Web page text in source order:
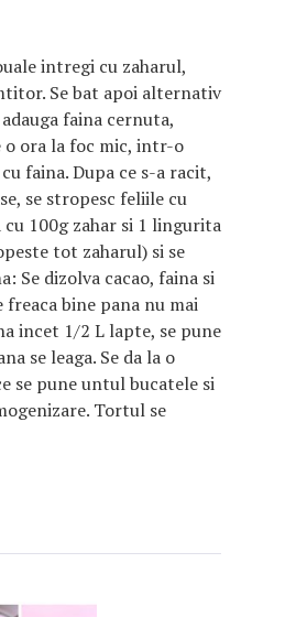
intregi cu zaharul,
Se bat apoi alternativ
faina cernuta,
o ora la foc mic, intr-o
faina. Dupa ce s-a racit,
se stropesc feliile cu
100g zahar si 1 lingurita
tot zaharul) si se
Se dizolva cacao, faina si
bine pana nu mai
incet 1/2 L lapte, se pune
se leaga. Se da la o
se pune untul bucatele si
Tortul se